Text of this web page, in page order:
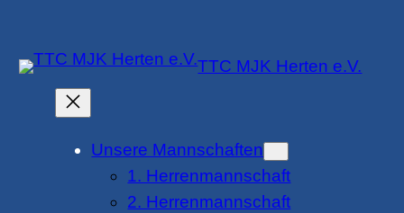
springen
TTC MJK Herten e.V.
Unsere Mannschaften
1. Herrenmannschaft
2. Herrenmannschaft